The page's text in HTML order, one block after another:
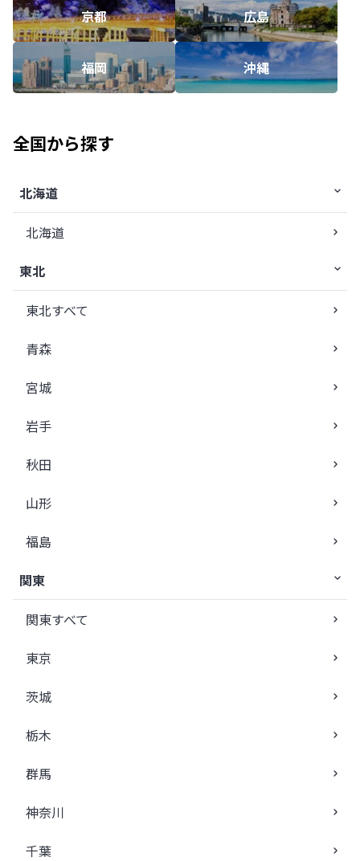
京都 広島
福岡 沖縄
全国から探す
北海道
北海道
東北
東北すべて
青森
宮城
岩手
秋田
山形
福島
関東
関東すべて
東京
茨城
栃木
群馬
神奈川
千葉